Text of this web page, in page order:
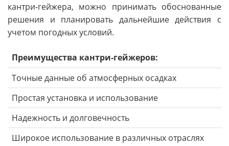
кантри-гейжера, можно принимать обоснованные
решения и планировать дальнейшие действия с
учетом погодных условий.
Преимущества кантри-гейжеров:
Точные данные об атмосферных осадках
Простая установка и использование
Надежность и долговечность
Широкое использование в различных отраслях